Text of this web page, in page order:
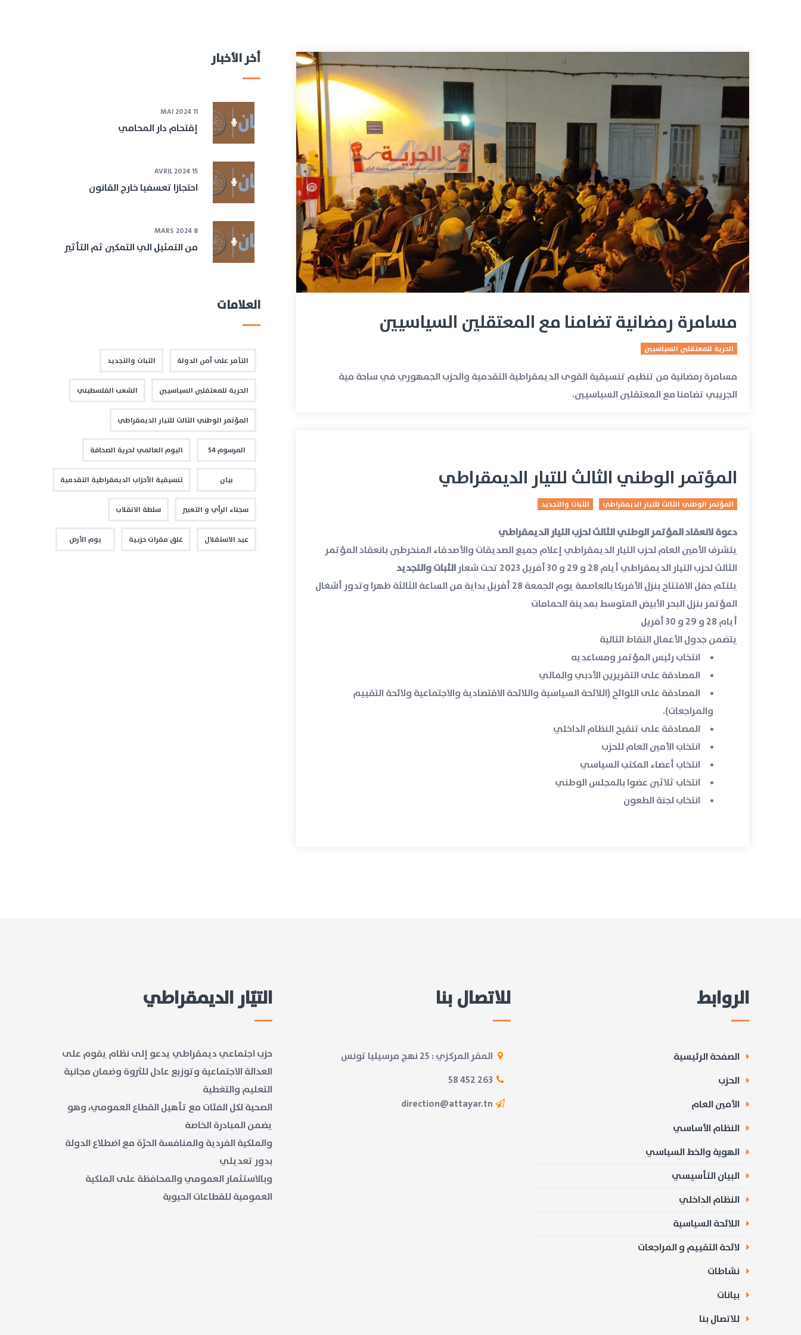
مسامرة رمضانية تضامنا مع المعتقلين السياسيين
الحرية للمعتقلين السياسيين
مسامرة رمضانية من تنظيم تنسيقية القوى الديمقراطية التقدمية والحزب الجمهوري في ساحة مية
الجريبي تضامنا مع المعتقلين السياسيين.
المؤتمر الوطني الثالث للتيار الديمقراطي
الثبات والتجديد المؤتمر الوطني الثالث للتيار الديمقراطي
دعوة لانعقاد المؤتمر الوطني الثالث لحزب التيار الديمقراطي
يتشرف الأمين العام لحزب التيار الديمقراطي إعلام جميع الصديقات والأصدقاء المنخرطين بانعقاد المؤتمر
الثالث لحزب التيار الديمقراطي أيام 28 و 29 و 30 أفريل 2023 تحت شعار
الثبات والتجديد
يلتئم حفل الافتتاح بنزل الأفريكا بالعاصمة يوم الجمعة 28 أفريل بداية من الساعة الثالثة ظهرا وتدور أشغال
المؤتمر بنزل البحر الأبيض المتوسط بمدينة الحمامات
أيام 28 و 29 و 30 أفريل
يتضمن جدول الأعمال النقاط التالية
انتخاب رئيس المؤتمر ومساعديه
المصادقة على التقريرين الأدبي والمالي
المصادقة على اللوائح (اللائحة السياسية واللائحة الاقتصادية والاجتماعية ولائحة التقييم
والمراجعات).
المصادقة على تنقيح النظام الداخلي
انتخاب الأمين العام للحزب
انتخاب أعضاء المكتب السياسي
انتخاب ثلاثين عضوا بالمجلس الوطني
انتخاب لجنة الطعون
أخر الأخبار
11 MAI 2024
إقتحام دار المحامي
15 AVRIL 2024
احتجازا تعسفيا خارج القانون
8 MARS 2024
من التمثيل الي التمكين ثم التأثير
العلامات
التآمر على أمن الدولة الثبات والتجديد
الحرية للمعتقلين السياسيين الشعب الفلسطيني
المؤتمر الوطني الثالث للتيار الديمقراطي
المرسوم 54 اليوم العالمي لحرية الصحافة
بيان تنسيقية الأحزاب الديمقراطية التقدمية
سجناء الرأي و التعبير سلطة الانقلاب
عيد الاستقلال غلق مقرات حزبية يوم الأرض
التيّار الديمقراطي
حزب اجتماعي ديمقراطي يدعو إلى نظام يقوم على
العدالة الاجتماعية وتوزيع عادل للثروة وضمان مجانية
التعليم والتغطية
الصحية لكل الفئات مع تأهيل القطاع العمومي، وهو
يضمن المبادرة الخاصة
والملكية الفردية والمنافسة الحرّة مع اضطلاع الدولة
بدور تعديلي
وبالاستثمار العمومي والمحافظة على الملكية
العمومية للقطاعات الحيوية
للاتصال بنا
المقر المركزي : 25 نهج مرسيليا تونس
263 452 58
direction@attayar.tn
الروابط
الصفحة الرئيسية
الحزب
الأمين العام
النظام الأساسي
الهوية والخط السياسي
البيان التأسيسي
النظام الداخلي
اللائحة السياسية
لائحة التقييم و المراجعات
نشاطات
بيانات
للاتصال بنا